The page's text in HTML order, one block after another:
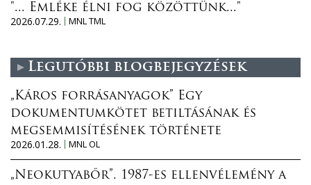
"... Emléke élni fog közöttünk..."
2026.07.29.
MNL TML
Legutóbbi blogbejegyzések
„Káros forrásanyagok” Egy
dokumentumkötet betiltásának és
megsemmisítésének története
2026.01.28.
MNL OL
„Neokutyabőr”. 1987-es ellenvélemény a